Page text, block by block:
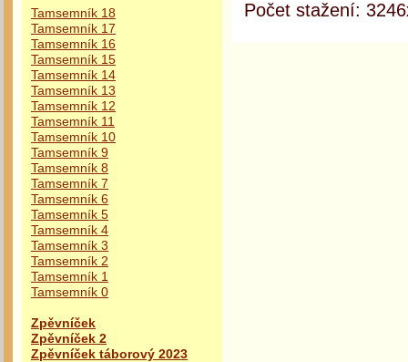
Tamsemník 18
Tamsemník 17
Tamsemník 16
Tamsemník 15
Tamsemník 14
Tamsemník 13
Tamsemník 12
Tamsemník 11
Tamsemník 10
Tamsemník 9
Tamsemník 8
Tamsemník 7
Tamsemník 6
Tamsemník 5
Tamsemník 4
Tamsemník 3
Tamsemník 2
Tamsemník 1
Tamsemník 0
Zpěvníček
Zpěvníček 2
Zpěvníček táborový 2023
Počet stažení: